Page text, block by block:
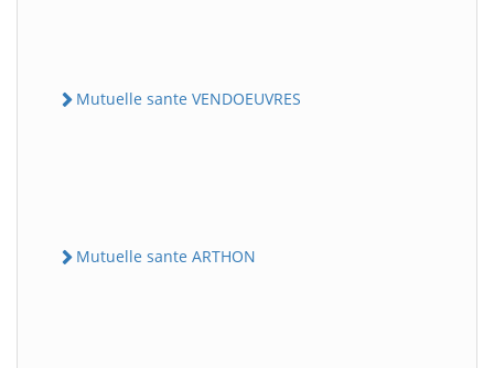
Mutuelle sante VENDOEUVRES
Mutuelle sante ARTHON